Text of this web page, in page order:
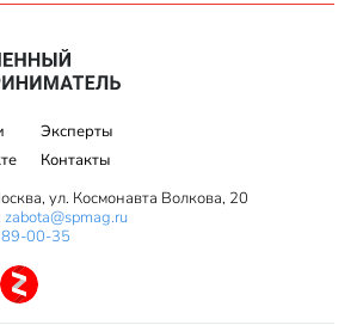
Эксперты
Контакты
ул. Космонавта Волкова, 20
zabota@spmag.ru
00-35